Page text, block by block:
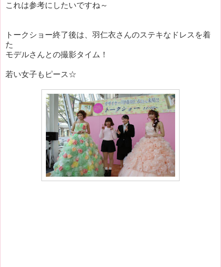
これは参考にしたいですね～
トークショー終了後は、羽仁衣さんのステキなドレスを着
た
モデルさんとの撮影タイム！
若い女子もピース☆